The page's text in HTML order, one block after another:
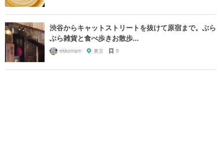
渋谷からキャットストリートを抜けて原宿まで。ぶら
ぶら雑貨と食べ歩きお散歩...
ekkomam 東京 5